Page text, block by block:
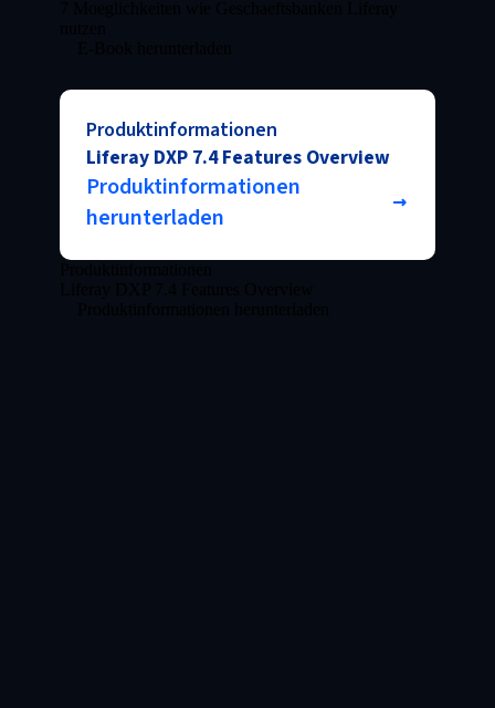
Produktinformationen
Liferay DXP 7.4 Features Overview
Produktinformationen
herunterladen